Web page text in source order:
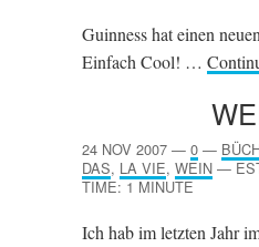
Guinness hat einen
Einfach Cool! …
24 NOV 2007 — 0 —
DAS, LA VIE, WEIN —
TIME: 1 MINUTE
Ich hab im letzten Jahr